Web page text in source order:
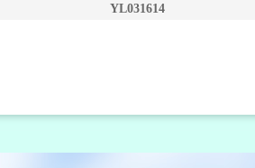
YL031614